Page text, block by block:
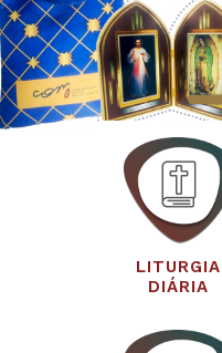
LITURGIA
DIÁRIA